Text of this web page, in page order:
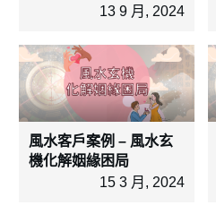
13 9 月, 2024
風水客戶案例 – 風水玄
機化解姻緣困局
15 3 月, 2024